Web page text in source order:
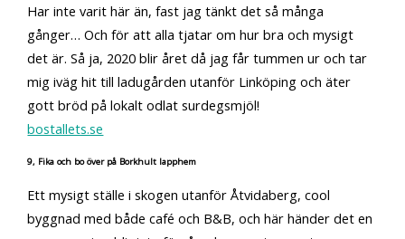
Har inte varit här än, fast jag tänkt det så många
gånger… Och för att alla tjatar om hur bra och mysigt
det är. Så ja, 2020 blir året då jag får tummen ur och tar
mig iväg hit till ladugården utanför Linköping och äter
gott bröd på lokalt odlat surdegsmjöl!
bostallets.se
9, Fika och bo över på Borkhult lapphem
Ett mysigt ställe i skogen utanför Åtvidaberg, cool
byggnad med både café och B&B, och här händer det en